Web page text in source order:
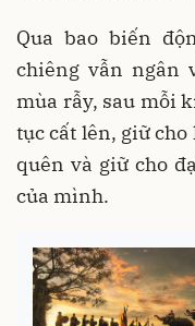
Qua bao biến
chiêng vẫn ngân
mùa rẫy, sau mỗi
tục cất lên, giữ
quên và giữ cho
của mình.